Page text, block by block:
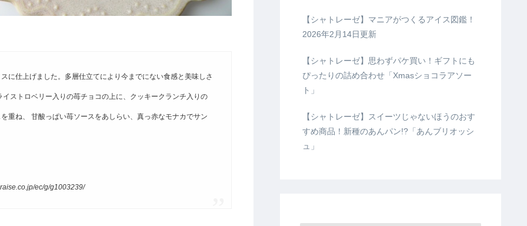
に仕上げました。多層仕立てにより今までにない食感と美味しさ
ストロベリー入りの苺チョコの上に、クッキークランチ入りの
重ね、 甘酸っぱい苺ソースをあしらい、真っ赤なモナカでサン
ec/g/g1003239/
【シャトレーゼ】マニアがつくるアイス図鑑！
2026年2月14日更新
【シャトレーゼ】思わずパケ買い！ギフトにも
ぴったりの詰め合わせ「Xmasショコラアソー
ト」
【シャトレーゼ】スイーツじゃないほうのおす
すめ商品！新種のあんパン!?「あんブリオッシ
ュ」